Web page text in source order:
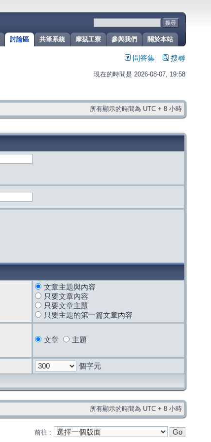
關於本站
參與我們
摩茲工寮
共筆系統
討論區
問答集 搜尋
現在的時間是 2026-08-07, 19:58
所有顯示的時間為 UTC + 8 小時
文章主題與內容
只要文章內容
只要文章主題
只要主題的第一篇文章內容
文章 主題
個字元
所有顯示的時間為 UTC + 8 小時
前往 :